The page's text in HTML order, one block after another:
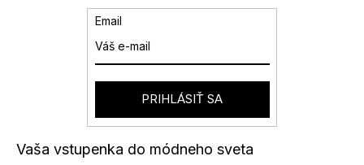
Vaša vstupenka do módneho sveta
Email
PRIHLÁSIŤ SA